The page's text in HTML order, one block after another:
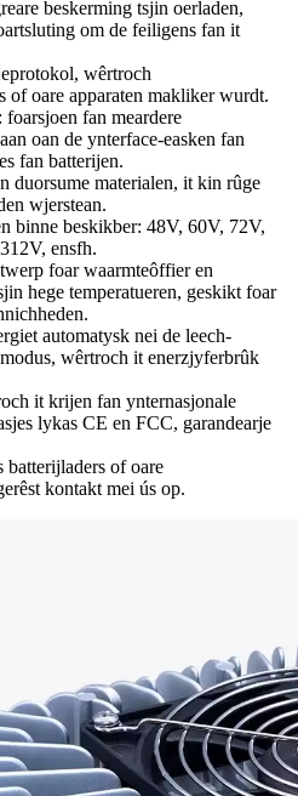
beskerming tsjin oerladen,
om de feiligens fan it
wêrtroch
of oare apparaten makliker wurdt.
fan meardere
oan de ynterface-easken fan
fan batterijen.
duorsume materialen, it kin rûge
wjerstean.
binne beskikber: 48V, 60V, 72V,
ensfh.
foar waarmteôffier en
hege temperatueren, geskikt foar
automatysk nei de leech-
wêrtroch it enerzjyferbrûk
it krijen fan ynternasjonale
lykas CE en FCC, garandearje
batterijladers of oare
kontakt mei ús op.